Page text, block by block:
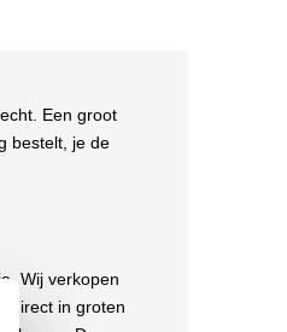
Een groot
bestelt, je de
Wij verkopen
direct in groten